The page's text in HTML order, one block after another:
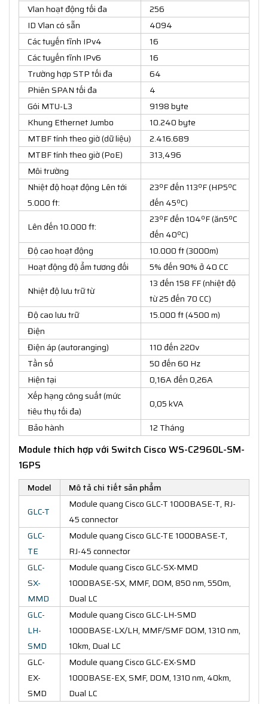
Vlan hoạt động tối đa
256
ID Vlan có sẵn
4094
Các tuyến tĩnh IPv4
16
Các tuyến tĩnh IPv6
16
Trường hợp STP tối đa
64
Phiên SPAN tối đa
4
Gói MTU-L3
9198 byte
Khung Ethernet Jumbo
10.240 byte
MTBF tính theo giờ (dữ liệu)
2.416.689
MTBF tính theo giờ (PoE)
313,496
Môi trường
Nhiệt độ hoạt động Lên tới
5.000 ft:
23ºF đến 113ºF (HP5ºC
đến 45ºC)
Lên đến 10.000 ft:
23ºF đến 104ºF (ăn5ºC
đến 40ºC)
Độ cao hoạt động
10.000 ft (3000m)
Hoạt động độ ẩm tương đối
5% đến 90% ở 40 CC
Nhiệt độ lưu trữ từ
13 đến 158 FF (nhiệt độ
từ 25 đến 70 CC)
Độ cao lưu trữ
15.000 ft (4500 m)
Điện
Điện áp (autoranging)
110 đến 220v
Tần số
50 đến 60 Hz
Hiện tại
0,16A đến 0,26A
Xếp hạng công suất (mức
tiêu thụ tối đa)
0,05 kVA
Bảo hành
12 Tháng
Module thích hợp với Switch Cisco WS-C2960L-SM-
16PS
Model
Mô tả chi tiết sản phẩm
GLC-T
Module quang Cisco GLC-T 1000BASE-T, RJ-
45 connector
GLC-
TE
Module quang Cisco GLC-TE 1000BASE-T,
RJ-45 connector
GLC-
SX-
MMD
Module quang Cisco GLC-SX-MMD
1000BASE-SX, MMF, DOM, 850 nm, 550m,
Dual LC
GLC-
LH-
SMD
Module quang Cisco GLC-LH-SMD
1000BASE-LX/LH, MMF/SMF DOM, 1310 nm,
10km, Dual LC
GLC-
EX-
SMD
Module quang Cisco GLC-EX-SMD
1000BASE-EX, SMF, DOM, 1310 nm, 40km,
Dual LC